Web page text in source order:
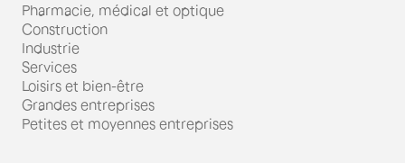
Pharmacie, médical et optique
Construction
Industrie
Services
Loisirs et bien-être
Grandes entreprises
Petites et moyennes entreprises